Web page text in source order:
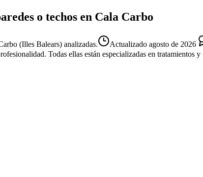
o techos en Cala Carbo
(Illes Balears) analizadas. Actualizado agosto de 2026
Todas ellas están especializadas en tratamientos